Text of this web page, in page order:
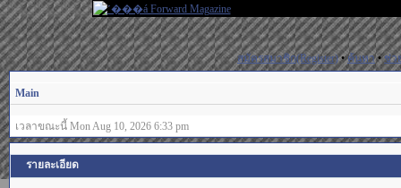
สมัครสมาชิก(Register)•ค้นหา•ช่ว
Main
เวลาขณะนี้ Mon Aug 10, 2026 6:33 pm
รายละเอียด